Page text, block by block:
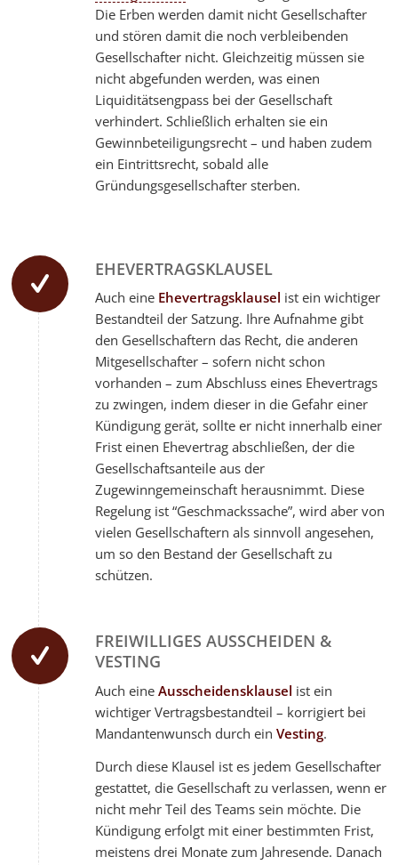
Die Erben werden damit nicht Gesellschafter
und stören damit die noch verbleibenden
Gesellschafter nicht. Gleichzeitig müssen sie
nicht abgefunden werden, was einen
Liquiditätsengpass bei der Gesellschaft
verhindert. Schließlich erhalten sie ein
Gewinnbeteiligungsrecht – und haben zudem
ein Eintrittsrecht, sobald alle
Gründungsgesellschafter sterben.
EHEVERTRAGSKLAUSEL
Auch eine Ehevertragsklausel ist ein wichtiger
Bestandteil der Satzung. Ihre Aufnahme gibt
den Gesellschaftern das Recht, die anderen
Mitgesellschafter – sofern nicht schon
vorhanden – zum Abschluss eines Ehevertrags
zu zwingen, indem dieser in die Gefahr einer
Kündigung gerät, sollte er nicht innerhalb einer
Frist einen Ehevertrag abschließen, der die
Gesellschaftsanteile aus der
Zugewinngemeinschaft herausnimmt. Diese
Regelung ist “Geschmackssache”, wird aber von
vielen Gesellschaftern als sinnvoll angesehen,
um so den Bestand der Gesellschaft zu
schützen.
FREIWILLIGES AUSSCHEIDEN &
VESTING
Auch eineAusscheidensklausel ist ein
wichtiger Vertragsbestandteil – korrigiert bei
Mandantenwunsch durch einVesting.
Durch diese Klausel ist es jedem Gesellschafter
gestattet, die Gesellschaft zu verlassen, wenn er
nicht mehr Teil des Teams sein möchte. Die
Kündigung erfolgt mit einer bestimmten Frist,
meistens drei Monate zum Jahresende. Danach